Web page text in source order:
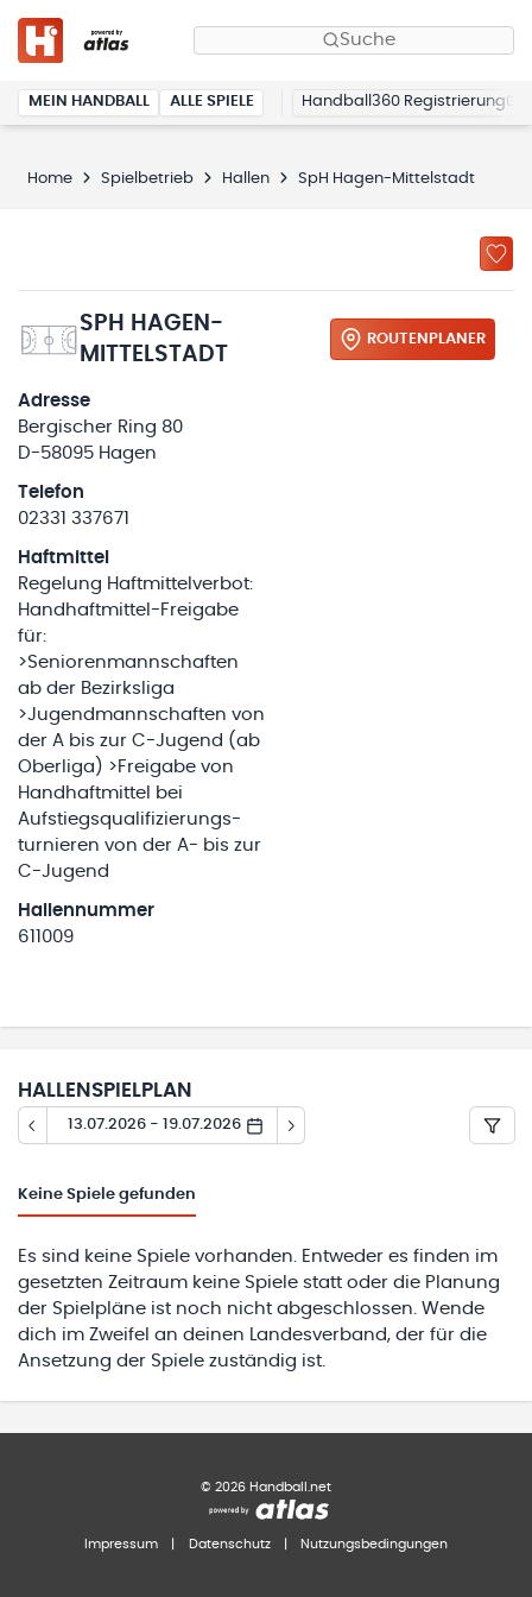
Suche
MEIN HANDBALL ALLE SPIELE Handball360 Registrierung
Home Spielbetrieb Hallen SpH Hagen-Mittelstadt
SPH HAGEN-
MITTELSTADT
ROUTENPLANER
Adresse
Bergischer Ring 80
D-58095 Hagen
Telefon
02331 337671
Haftmittel
Regelung Haftmittelverbot:
Handhaftmittel-Freigabe
für:
>Seniorenmannschaften
ab der Bezirksliga
>Jugendmannschaften von
der A bis zur C-Jugend (ab
Oberliga) >Freigabe von
Handhaftmittel bei
Aufstiegsqualifizierungs-
turnieren von der A- bis zur
C-Jugend
Hallennummer
611009
HALLENSPIELPLAN
13.07.2026 - 19.07.2026
Keine Spiele gefunden
Es sind keine Spiele vorhanden. Entweder es finden im
gesetzten Zeitraum keine Spiele statt oder die Planung
der Spielpläne ist noch nicht abgeschlossen. Wende
dich im Zweifel an deinen Landesverband, der für die
Ansetzung der Spiele zuständig ist.
© 2026 Handball.net
Impressum Datenschutz Nutzungsbedingungen